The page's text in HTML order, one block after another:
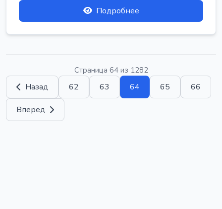
Подробнее
Страница 64 из 1282
Назад 62 63 64 65 66
Вперед